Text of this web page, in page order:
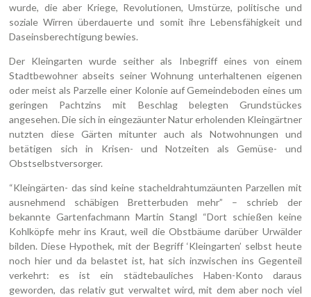
wurde, die aber Kriege, Revolutionen, Umstürze, politische und
soziale Wirren überdauerte und somit ihre Lebensfähigkeit und
Daseinsberechtigung bewies.
Der Kleingarten wurde seither als Inbegriff eines von einem
Stadtbewohner abseits seiner Wohnung unterhaltenen eigenen
oder meist als Parzelle einer Kolonie auf Gemeindeboden eines um
geringen Pachtzins mit Beschlag belegten Grundstückes
angesehen. Die sich in eingezäunter Natur erholenden Kleingärtner
nutzten diese Gärten mitunter auch als Notwohnungen und
betätigen sich in Krisen- und Notzeiten als Gemüse- und
Obstselbstversorger.
“Kleingärten- das sind keine stacheldrahtumzäunten Parzellen mit
ausnehmend schäbigen Bretterbuden mehr” – schrieb der
bekannte Gartenfachmann Martin Stangl “Dort schießen keine
Kohlköpfe mehr ins Kraut, weil die Obstbäume darüber Urwälder
bilden. Diese Hypothek, mit der Begriff ‘Kleingarten’ selbst heute
noch hier und da belastet ist, hat sich inzwischen ins Gegenteil
verkehrt: es ist ein städtebauliches Haben-Konto daraus
geworden, das relativ gut verwaltet wird, mit dem aber noch viel